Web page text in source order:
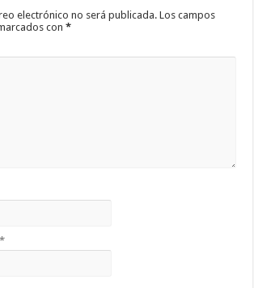
electrónico no será publicada. Los campos
con*
*